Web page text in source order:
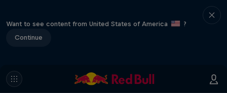
Want to see content from United States of America
?
Continue